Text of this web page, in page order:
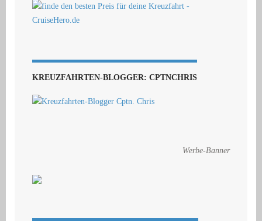
KREUZFAHRTEN-BLOGGER: CPTNCHRIS
Werbe-Banner